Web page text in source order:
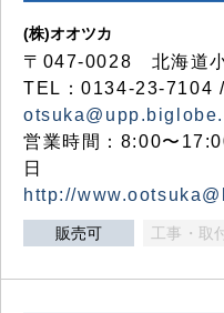
(株)オオツカ
〒047-0028 北海道
TEL：0134-23-7104
営業時間：8:00〜
日
http://
販売可 工事・取